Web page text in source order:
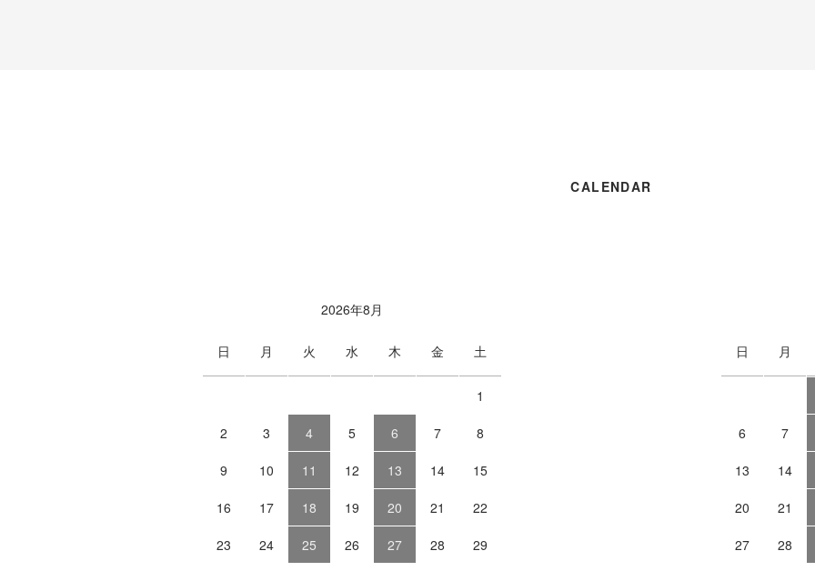
CALENDAR
2026年8月
日 月 火 水 木 金 土
1
2 3 4 5 6 7 8
9 10 11 12 13 14 15
16 17 18 19 20 21 22
23 24 25 26 27 28 29
日 月
6 7
13 14
20 21
27 28